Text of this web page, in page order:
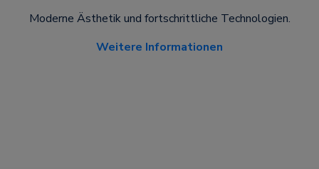
Moderne Ästhetik und fortschrittliche Technologien.
Weitere Informationen